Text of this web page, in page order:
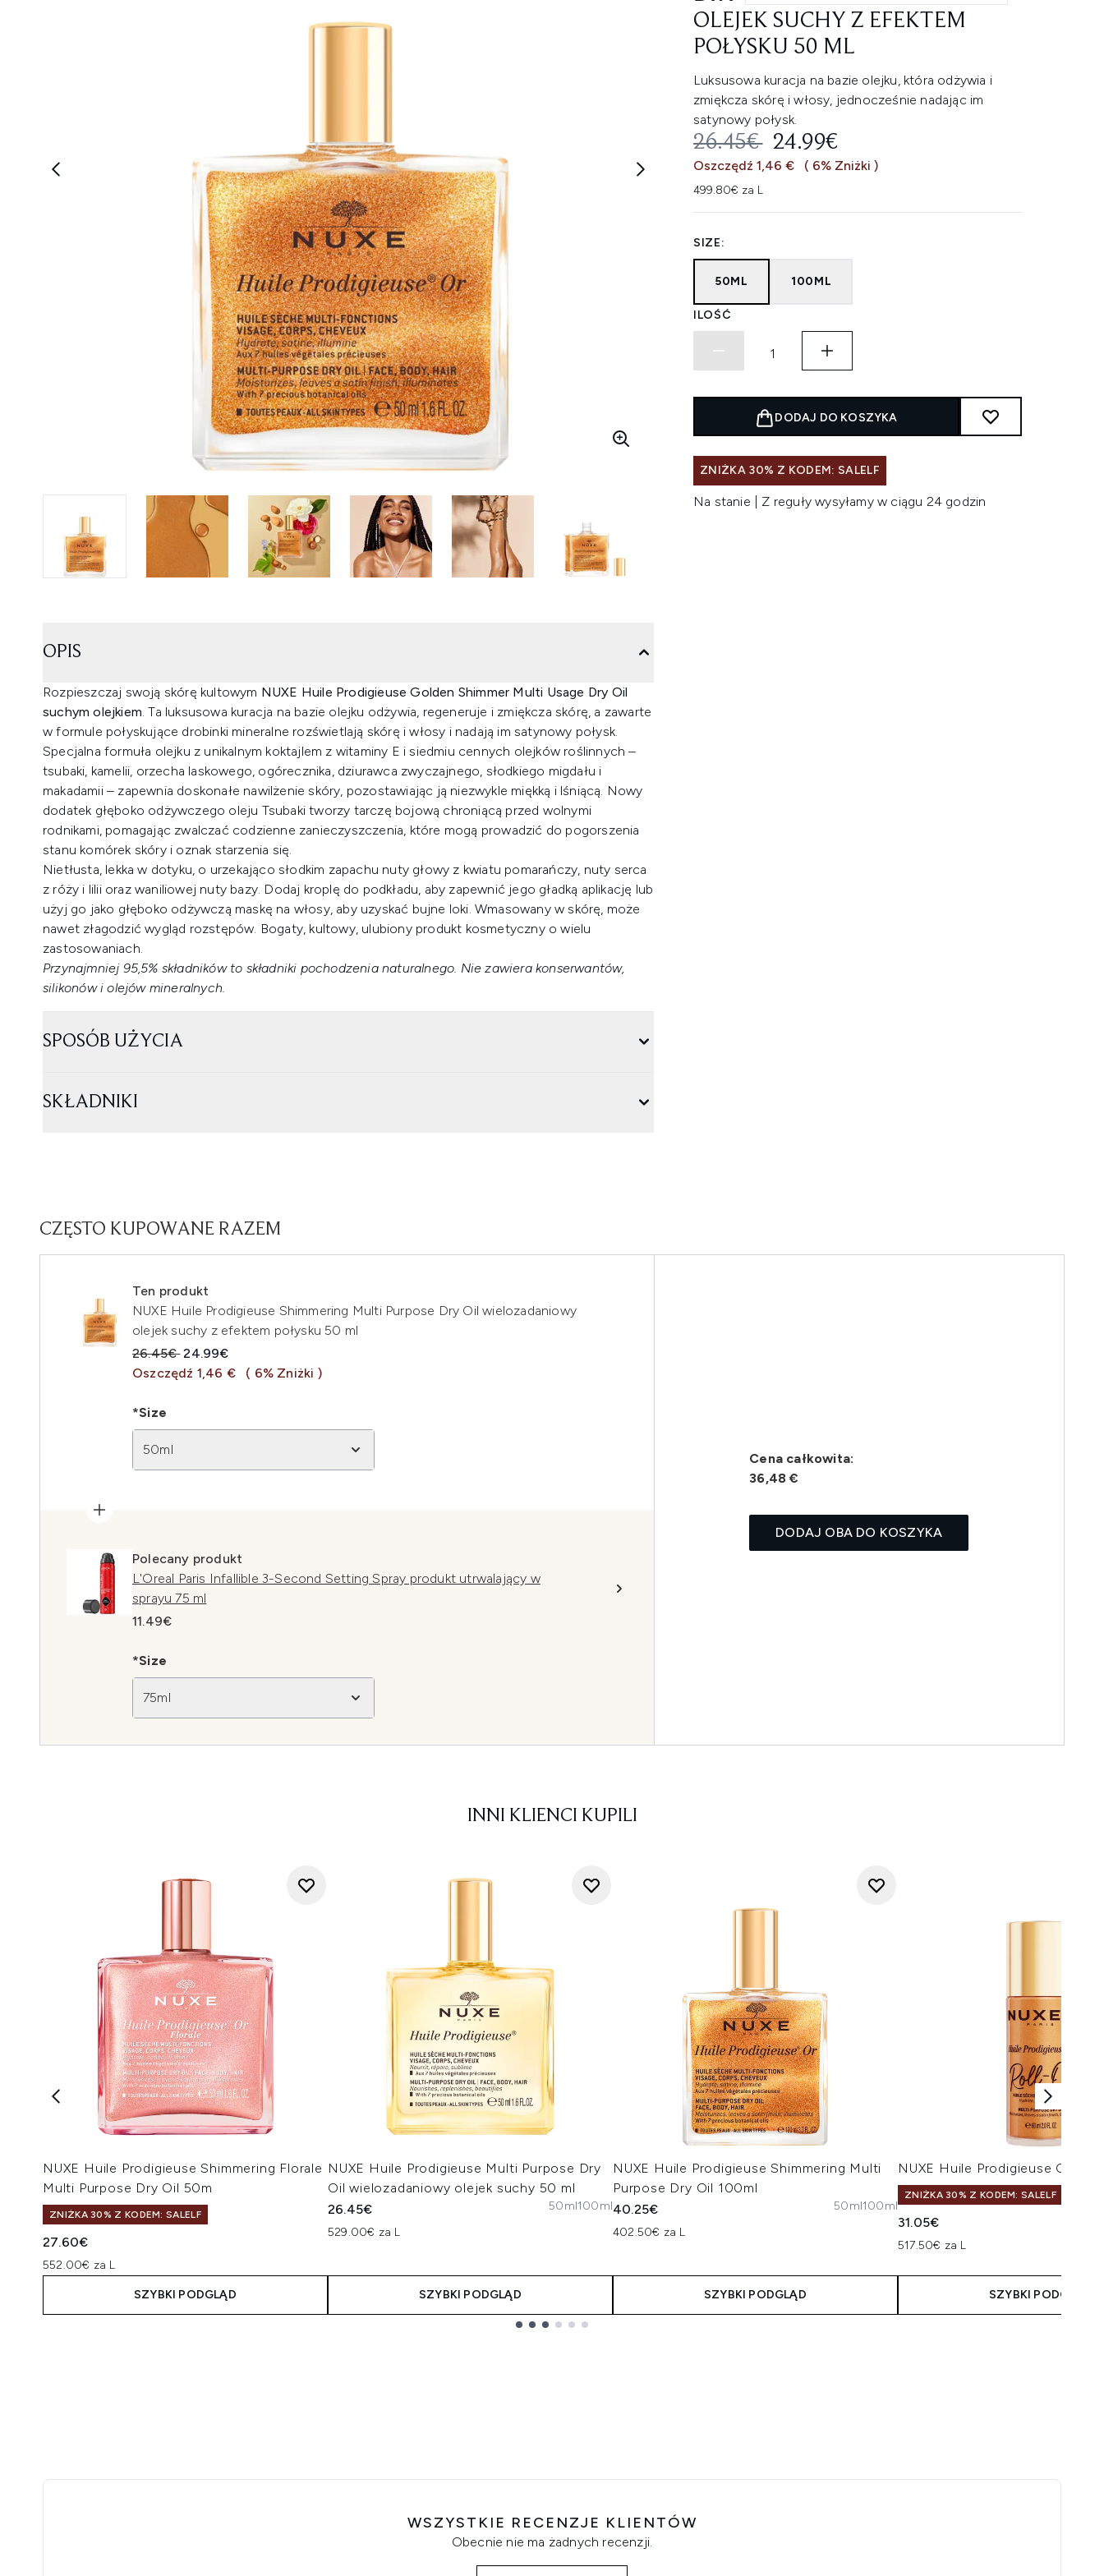
OLEJEK SUCHY Z EFEKTEM
POŁYSKU 50 ML
Luksusowa kuracja na bazie olejku, która odżywia i
zmiękcza skórę i włosy, jednocześnie nadając im
satynowy połysk.
SUGEROWANA CENA DETALICZNA:
26.45€ AKTUALNA CENA:
24.99€
Oszczędź 1,46 € ( 6% Zniżki )
499.80€ za L
SIZE:
50ML 100ML
ILOŚĆ
DODAJ DO KOSZYKA
ZNIŻKA 30% Z KODEM: SALELF
Na stanie | Z reguły wysyłamy w ciągu 24 godzin
OPIS
Rozpieszczaj swoją skórę kultowym NUXE Huile Prodigieuse Golden Shimmer Multi Usage Dry Oil
suchym olejkiem. Ta luksusowa kuracja na bazie olejku odżywia, regeneruje i zmiękcza skórę, a zawarte
w formule połyskujące drobinki mineralne rozświetlają skórę i włosy i nadają im satynowy połysk.
Specjalna formuła olejku z unikalnym koktajlem z witaminy E i siedmiu cennych olejków roślinnych –
tsubaki, kamelii, orzecha laskowego, ogórecznika, dziurawca zwyczajnego, słodkiego migdału i
makadamii – zapewnia doskonałe nawilżenie skóry, pozostawiając ją niezwykle miękką i lśniącą. Nowy
dodatek głęboko odżywczego oleju Tsubaki tworzy tarczę bojową chroniącą przed wolnymi
rodnikami, pomagając zwalczać codzienne zanieczyszczenia, które mogą prowadzić do pogorszenia
stanu komórek skóry i oznak starzenia się.
Nietłusta, lekka w dotyku, o urzekająco słodkim zapachu nuty głowy z kwiatu pomarańczy, nuty serca
z róży i lilii oraz waniliowej nuty bazy. Dodaj kroplę do podkładu, aby zapewnić jego gładką aplikację lub
użyj go jako głęboko odżywczą maskę na włosy, aby uzyskać bujne loki. Wmasowany w skórę, może
nawet złagodzić wygląd rozstępów. Bogaty, kultowy, ulubiony produkt kosmetyczny o wielu
zastosowaniach.
Przynajmniej 95,5% składników to składniki pochodzenia naturalnego. Nie zawiera konserwantów,
silikonów i olejów mineralnych.
SPOSÓB UŻYCIA
SKŁADNIKI
CZĘSTO KUPOWANE RAZEM
Ten produkt
NUXE Huile Prodigieuse Shimmering Multi Purpose Dry Oil wielozadaniowy
olejek suchy z efektem połysku 50 ml
Sugerowana cena detaliczna:
26.45€Aktualna cena:
24.99€
Oszczędź 1,46 €
( 6% Zniżki )
*Size
50ml
Polecany produkt
L'Oreal Paris Infallible 3-Second Setting Spray produkt utrwalający w
sprayu 75 ml
11.49€
*Size
75ml
Cena całkowita:
36,48 €
DODAJ OBA DO KOSZYKA
INNI KLIENCI KUPILI
NUXE Huile Prodigieuse Shimmering Florale
Multi Purpose Dry Oil 50m
ZNIŻKA 30% Z KODEM: SALELF
27.60€
552.00€ za L
SZYBKI PODGLĄD
NUXE Huile Prodigieuse Multi Purpose Dry
Oil wielozadaniowy olejek suchy 50 ml
26.45€
529.00€ za L
50ml100ml
SZYBKI PODGLĄD
NUXE Huile Prodigieuse Shimmering Multi
Purpose Dry Oil 100ml
40.25€
402.50€ za L
50ml100ml
SZYBKI PODGLĄD
NUXE Huile Prodigieuse Or
ZNIŻKA 30% Z KODEM: SALELF
31.05€
517.50€ za L
SZYBKI PODGLĄD
WSZYSTKIE RECENZJE KLIENTÓW
Obecnie nie ma żadnych recenzji.